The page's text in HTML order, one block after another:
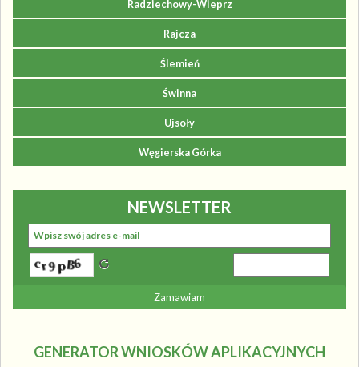
Radziechowy-Wieprz
Rajcza
Ślemień
Świnna
Ujsoły
Węgierska Górka
NEWSLETTER
GENERATOR WNIOSKÓW APLIKACYJNYCH